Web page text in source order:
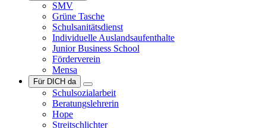
SMV
Grüne Tasche
Schulsanitätsdienst
Individuelle Auslandsaufenthalte
Junior Business School
Förderverein
Mensa
Für DICH da
Schulsozialarbeit
Beratungslehrerin
Hope
Streitschlichter